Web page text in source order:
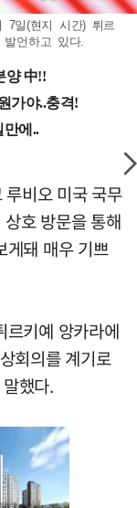
7일(현지 시간) 튀르
언하고 있다.
비오 미국 국무
호 방문을 통해
게돼 매우 기쁘
르키예 앙카라에
회의를 계기로
했다.